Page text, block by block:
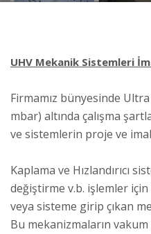
UHV Mekanik Sistemleri
Firmamız bünyesinde
mbar) altında çalışma
ve sistemlerin proje ve
Kaplama ve Hızlandırıcı
değiştirme v.b. işlemler
veya sisteme girip çıkan
Bu mekanizmaların